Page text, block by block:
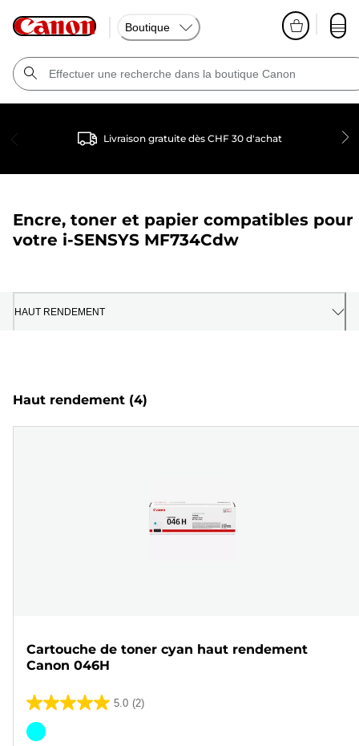
Boutique
Livraison gratuite dès CHF 30 d'achat
Encre, toner et papier compatibles pour
votre i-SENSYS MF734Cdw
HAUT RENDEMENT
Haut rendement (4)
Cartouche de toner cyan haut rendement
Canon 046H
5.0 (2)
5.0
sur
Cartouche